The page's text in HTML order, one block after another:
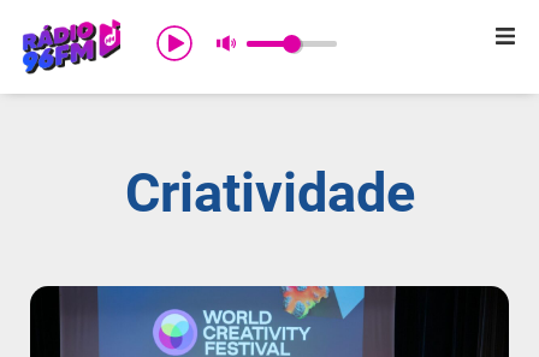
Início
Promoções
Criatividade